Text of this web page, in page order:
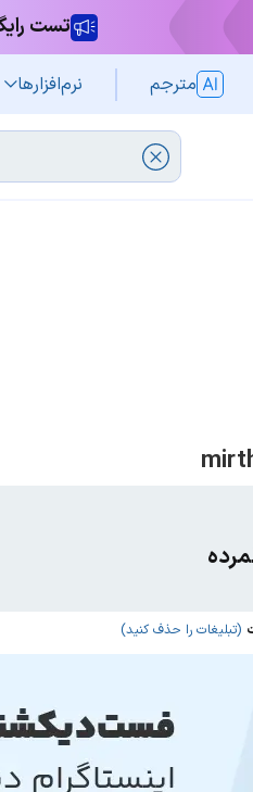
تست
مترجم نرم‌افزار‌ها
(تبلیغات را حذف کنید)